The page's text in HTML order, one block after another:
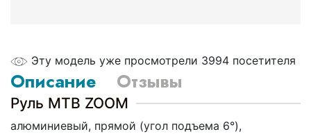
Эту модель уже просмотрели 3994 посетителя
Описание Отзывы
Руль МТВ ZOOM
алюминиевый, прямой (угол подъема 6°),